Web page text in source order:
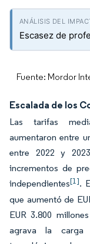
Escasez de
Fuente: Mordor
Escalada de los
Las tarifas
aumentaron entre
entre 2022 y
incrementos de
independientes[1].
que aumentó de
EUR 3.800
agrava la carga